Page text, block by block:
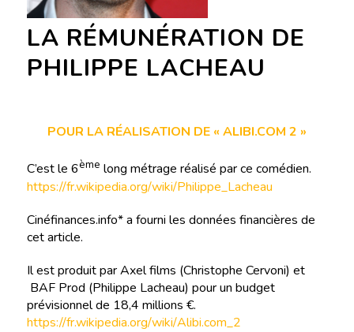
LA RÉMUNÉRATION DE
PHILIPPE LACHEAU
POUR LA RÉALISATION DE « ALIBI.COM 2 »
C’est le 6ème long métrage réalisé par ce comédien.
https://fr.wikipedia.org/wiki/Philippe_Lacheau
Cinéfinances.info* a fourni les données financières de
cet article.
Il est produit par Axel films (Christophe Cervoni) et
BAF Prod (Philippe Lacheau) pour un budget
prévisionnel de 18,4 millions €.
https://fr.wikipedia.org/wiki/Alibi.com_2